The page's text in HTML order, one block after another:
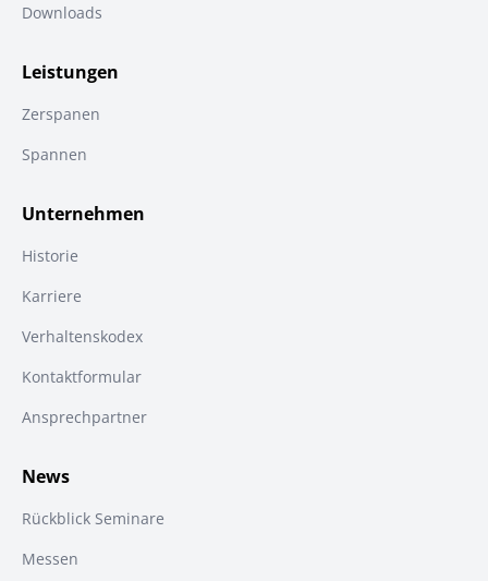
Downloads
Leistungen
Zerspanen
Spannen
Unternehmen
Historie
Karriere
Verhaltenskodex
Kontaktformular
Ansprechpartner
News
Rückblick Seminare
Messen